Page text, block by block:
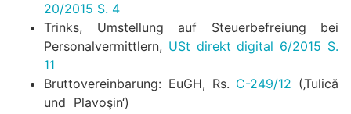
20/2015 S. 4
Trinks, Umstellung auf Steuerbefreiung bei
Personalvermittlern, USt direkt digital 6/2015 S.
11
Bruttovereinbarung: EuGH, Rs. C-249/12 (‚Tulică
und Plavoşin‘)